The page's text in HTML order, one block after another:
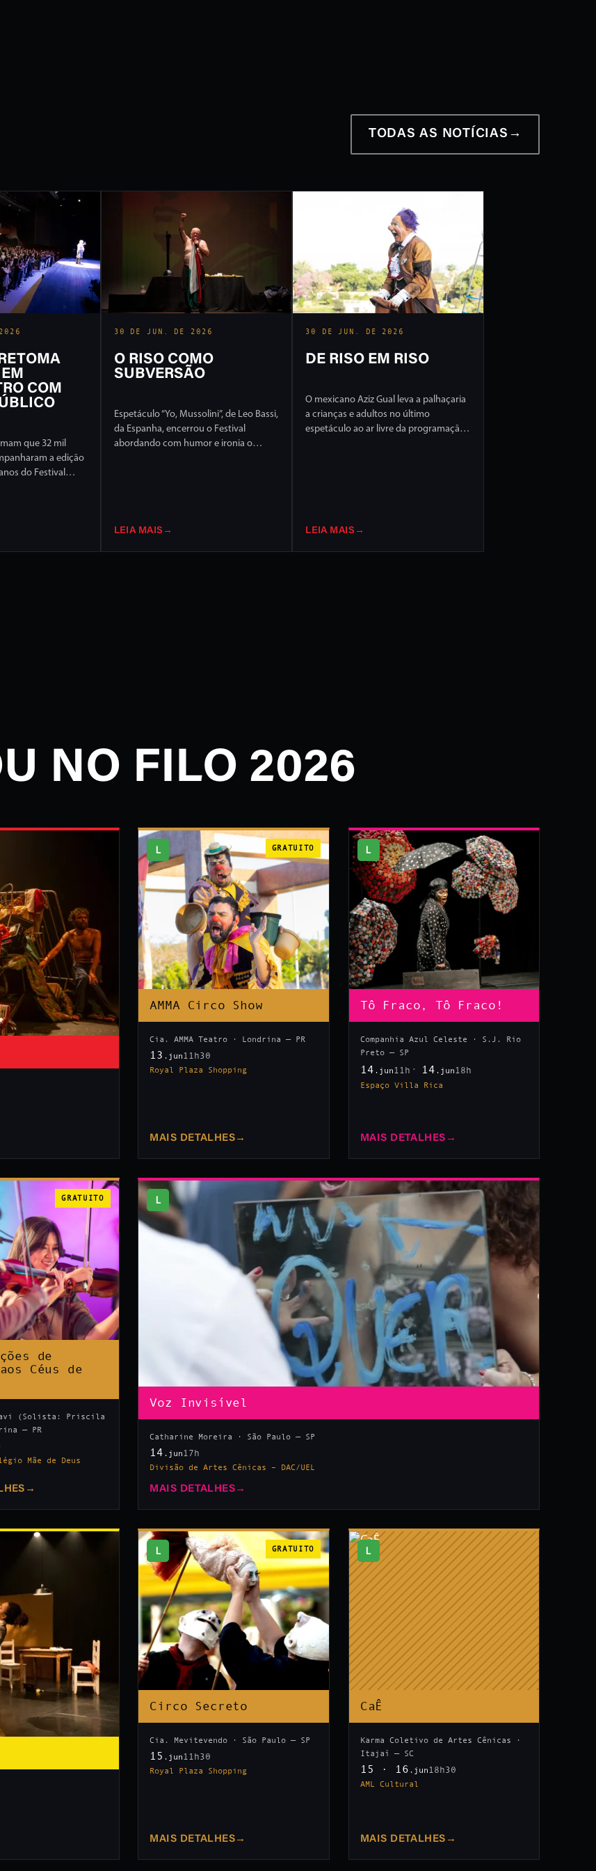
TODAS AS NOTÍCIAS →
COM
que 32 mil
a edição
do Festival
30 DE JUN. DE 2026
O RISO COMO
SUBVERSÃO
Espetáculo “Yo, Mussolini”, de Leo Bassi,
da Espanha, encerrou o Festival
abordando com humor e ironia o
LEIA MAIS →
30 DE JUN. DE 2026
DE RISO EM RISO
O mexicano Aziz Gual leva a palhaçaria
a crianças e adultos no último
espetáculo ao ar livre da programação
LEIA MAIS →
NO FILO 2026
L GRATUITO
AMMA Circo Show
Cia. AMMA Teatro · Londrina — PR
13 .jun11h30
Royal Plaza Shopping
MAIS DETALHES →
L
Tô Fraco, Tô Fraco!
Companhia Azul Celeste · S.J. Rio
Preto — SP
14 .jun11h 14 .jun18h
Espaço Villa Rica
MAIS DETALHES →
GRATUITO
de
Céus de
(Solista: Priscila
— PR
Mãe de Deus
→
L
Voz Invisível
Catharine Moreira · São Paulo — SP
14 .jun 17h
Divisão de Artes Cênicas – DAC/UEL
MAIS DETALHES →
L GRATUITO
Circo Secreto
Cia. Mevitevendo · São Paulo — SP
15 .jun11h30
Royal Plaza Shopping
MAIS DETALHES →
L
CaÊ
Karma Coletivo de Artes Cênicas ·
Itajaí — SC
15 · 16 .jun18h30
AML Cultural
MAIS DETALHES →